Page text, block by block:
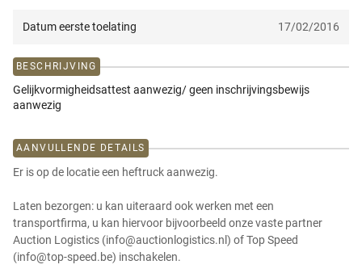
Datum eerste toelating 17/02/2016
BESCHRIJVING
Gelijkvormigheidsattest aanwezig/ geen inschrijvingsbewijs
aanwezig
AANVULLENDE DETAILS
Er is op de locatie een heftruck aanwezig.
Laten bezorgen: u kan uiteraard ook werken met een
transportfirma, u kan hiervoor bijvoorbeeld onze vaste partner
Auction Logistics (info@auctionlogistics.nl) of Top Speed
(info@top-speed.be) inschakelen.